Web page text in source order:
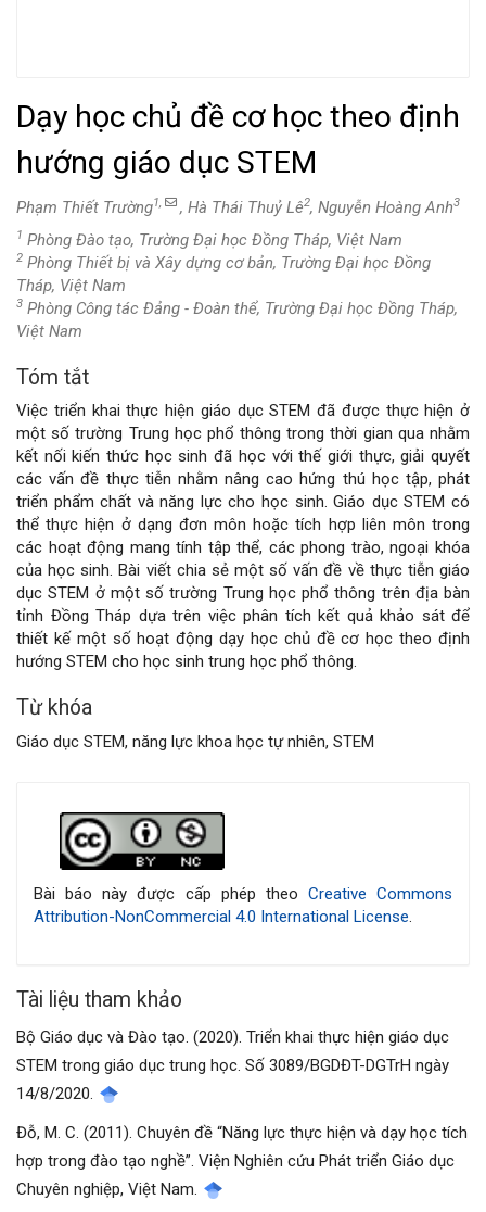
Dạy học chủ đề cơ học theo định
hướng giáo dục STEM
Phạm Thiết Trường1, , Hà Thái Thuỷ Lê2, Nguyễn Hoàng Anh3
1 Phòng Đào tạo, Trường Đại học Đồng Tháp, Việt Nam
2 Phòng Thiết bị và Xây dựng cơ bản, Trường Đại học Đồng
Tháp, Việt Nam
3 Phòng Công tác Đảng - Đoàn thể, Trường Đại học Đồng Tháp,
Việt Nam
Nội
dung
chính
của
bài
viết
Tóm tắt
Việc triển khai thực hiện giáo dục STEM đã được thực hiện ở
một số trường Trung học phổ thông trong thời gian qua nhằm
kết nối kiến thức học sinh đã học với thế giới thực, giải quyết
các vấn đề thực tiễn nhằm nâng cao hứng thú học tập, phát
triển phẩm chất và năng lực cho học sinh. Giáo dục STEM có
thể thực hiện ở dạng đơn môn hoặc tích hợp liên môn trong
các hoạt động mang tính tập thể, các phong trào, ngoại khóa
của học sinh. Bài viết chia sẻ một số vấn đề về thực tiễn giáo
dục STEM ở một số trường Trung học phổ thông trên địa bàn
tỉnh Đồng Tháp dựa trên việc phân tích kết quả khảo sát để
thiết kế một số hoạt động dạy học chủ đề cơ học theo định
hướng STEM cho học sinh trung học phổ thông.
Từ khóa
Giáo dục STEM, năng lực khoa học tự nhiên, STEM
bài
Bài báo này được cấp phép theo Creative Commons
Attribution-NonCommercial 4.0 International License.
Tài liệu tham khảo
Bộ Giáo dục và Đào tạo. (2020). Triển khai thực hiện giáo dục
STEM trong giáo dục trung học. Số 3089/BGDĐT-DGTrH ngày
14/8/2020.
Đỗ, M. C. (2011). Chuyên đề “Năng lực thực hiện và dạy học tích
hợp trong đào tạo nghề”. Viện Nghiên cứu Phát triển Giáo dục
Chuyên nghiệp, Việt Nam.